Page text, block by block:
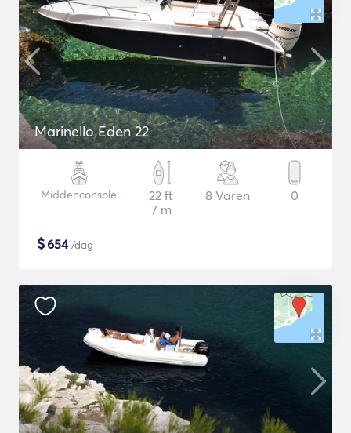
Marinello Eden 22
Middenconsole
22 ft
7 m
8 Varen 0
$654/dag